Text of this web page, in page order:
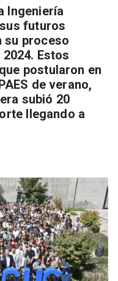
Ingeniería
futuros
su proceso
Estos
postularon en
de verano,
subió 20
llegando a